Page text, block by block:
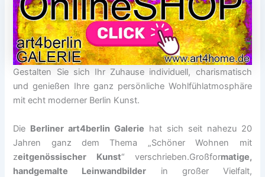
Gestalten Sie sich Ihr Zuhause individuell, charismatisch
und genießen Ihre ganz persönliche Wohlfühlatmosphäre
mit echt moderner Berlin Kunst.
Die Berliner art4berlin Galerie hat sich seit nahezu 20
Jahren ganz dem Thema „Schöner Wohnen mit
zeitgenössischer Kunst“ verschrieben.Großformatige,
handgemalte Leinwandbilder in großer Vielfalt,